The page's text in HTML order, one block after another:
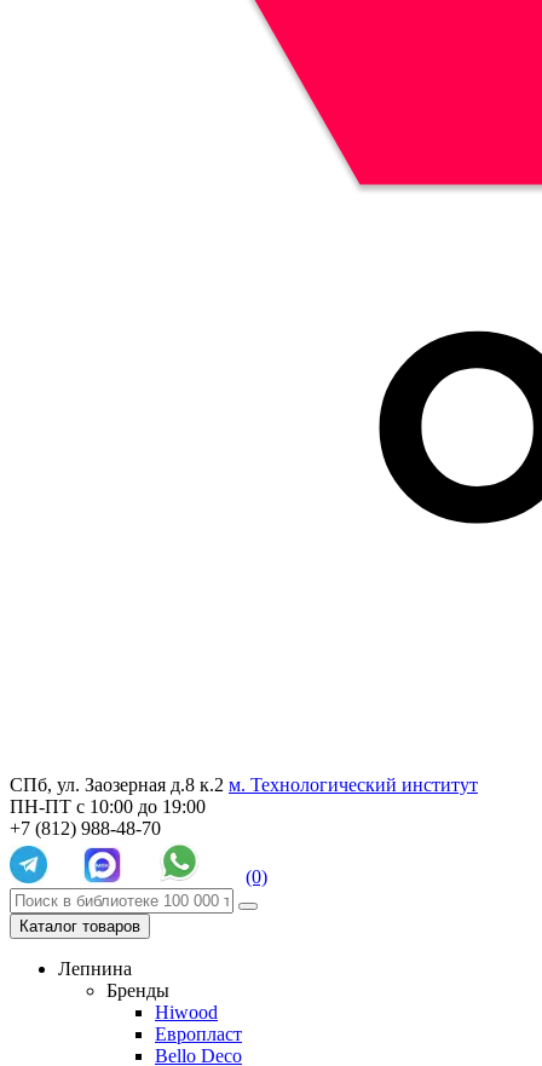
СПб, ул. Заозерная д.8 к.2 м. Технологический институт
ПН-ПТ с 10:00 до 19:00
+7 (812) 988-48-70
(0)
Каталог товаров
Лепнина
Бренды
Hiwood
Европласт
Bello Deco